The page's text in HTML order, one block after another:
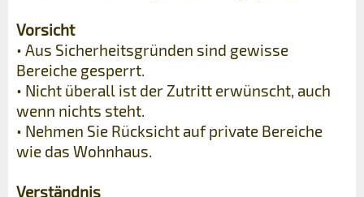
Vorsicht
• Aus Sicherheitsgründen sind gewisse
Bereiche gesperrt.
• Nicht überall ist der Zutritt erwünscht, auch
wenn nichts steht.
• Nehmen Sie Rücksicht auf private Bereiche
wie das Wohnhaus.
Verständnis